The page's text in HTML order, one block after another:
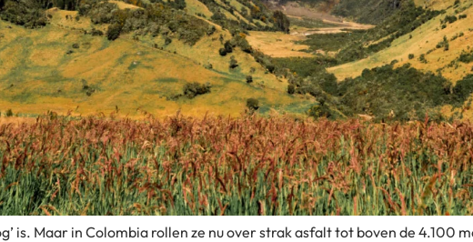
is. Maar in Colombia rollen ze nu over strak asfalt tot boven de 4.100